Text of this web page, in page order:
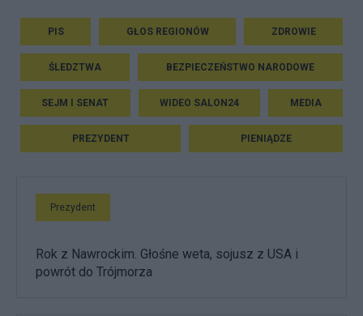
PIS GŁOS REGIONÓW ZDROWIE
ŚLEDZTWA BEZPIECZEŃSTWO NARODOWE
SEJM I SENAT WIDEO SALON24 MEDIA
PREZYDENT PIENIĄDZE
Prezydent
Rok z Nawrockim. Głośne weta, sojusz z USA i
powrót do Trójmorza